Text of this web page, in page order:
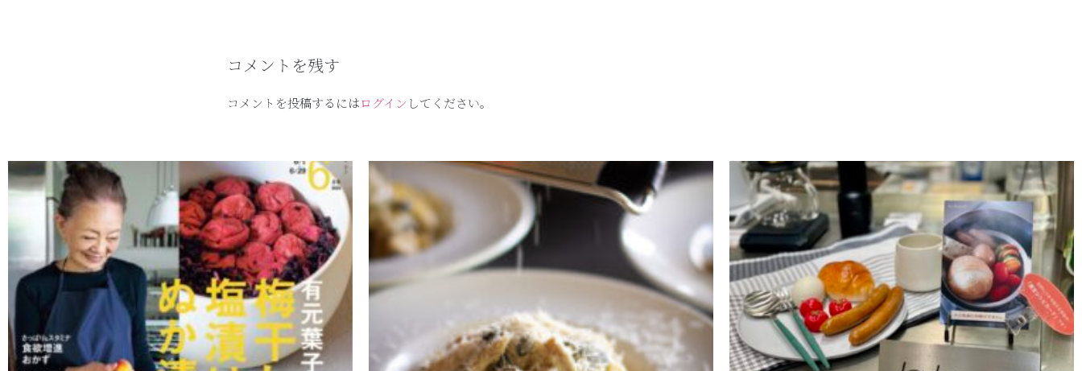
コメントを残す
コメントを投稿するにはログイン してください。